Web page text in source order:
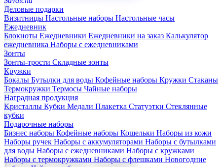
Деловые подарки
Визитницы Настольные наборы Настольные часы
Ежедневник
Блокноты Ежедневники Ежедневники на заказ Калькулятор
ежедневника Наборы с ежедневниками
Зонты
Зонты-трости Складные зонты
Кружки
Бокалы Бутылки для воды Кофейные наборы Кружки Стаканы
Термокружки Термосы Чайные наборы
Наградная продукция
Kристаллы Кубки Медали Плакетка Статуэтки Стеклянные
кубки
Подарочные наборы
Бизнес наборы Кофейные наборы Кошельки Наборы из кожи
Наборы ручек Наборы с аккумуляторами Наборы с бутылками
для воды Наборы с ежедневниками Наборы с кружками
Наборы с термокружками Наборы с флешками Новогодние
Корпоративные подарки